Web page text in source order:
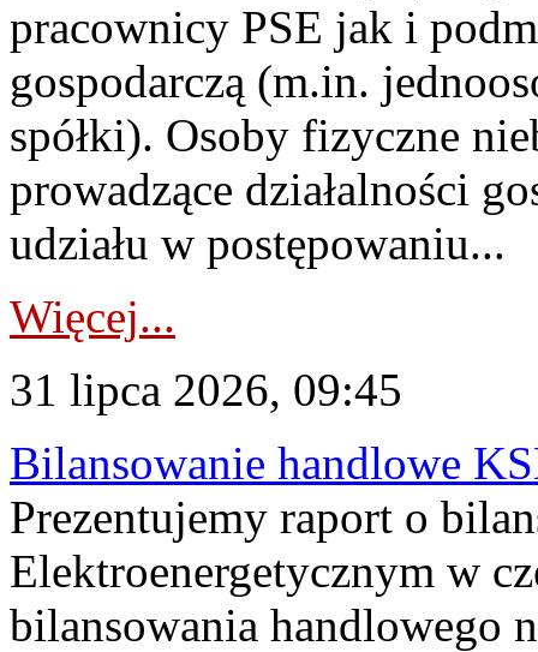
pracownicy PSE jak i
gospodarczą (m.in.
spółki). Osoby fizyczne
prowadzące działalności
udziału w postępowaniu...
Więcej...
31 lipca 2026, 09:45
Bilansowanie handlowe
Prezentujemy raport o
Elektroenergetycznym w
bilansowania handlowego